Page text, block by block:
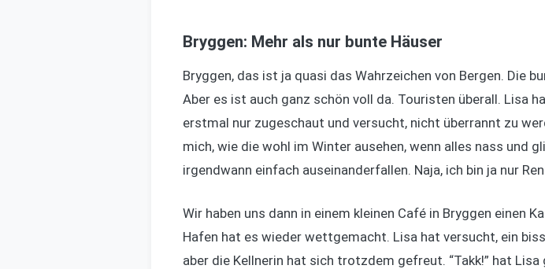
Bryggen: Mehr als nur bunte Häuser
Bryggen, das ist ja quasi das Wahrzeichen von Bergen. Die
Aber es ist auch ganz schön voll da. Touristen überall. Lisa
erstmal nur zugeschaut und versucht, nicht überrannt zu
mich, wie die wohl im Winter ausehen, wenn alles nass und
irgendwann einfach auseinanderfallen. Naja, ich bin ja nur
Wir haben uns dann in einem kleinen Café in Bryggen einen
Hafen hat es wieder wettgemacht. Lisa hat versucht, ein
aber die Kellnerin hat sich trotzdem gefreut. “Takk!” hat